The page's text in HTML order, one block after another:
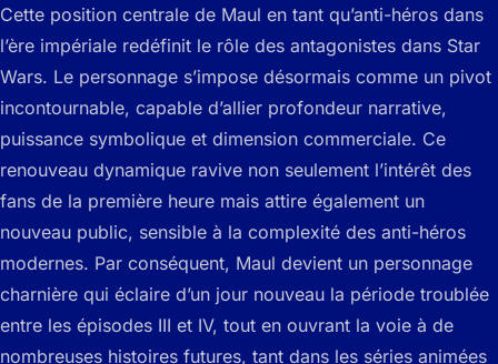
Cette position centrale de Maul en tant qu’anti-héros dans
l’ère impériale redéfinit le rôle des antagonistes dans Star
Wars. Le personnage s’impose désormais comme un pivot
incontournable, capable d’allier profondeur narrative,
puissance symbolique et dimension commerciale. Ce
renouveau dynamique ravive non seulement l’intérêt des
fans de la première heure mais attire également un
nouveau public, sensible à la complexité des anti-héros
modernes. Par conséquent, Maul devient un personnage
charnière qui éclaire d’un jour nouveau la période troublée
entre les épisodes III et IV, tout en ouvrant la voie à de
nombreuses histoires futures, tant dans les séries animées